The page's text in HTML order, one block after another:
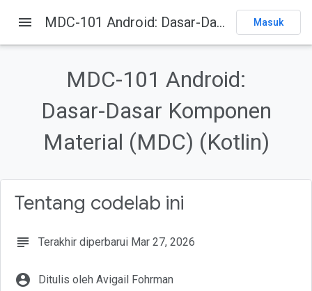
Pengantar
Apa yang dimaksud dengan Desain Material dan Komponen Material
Yang akan Anda bangun
Komponen MDC Android dalam codelab ini
Yang akan Anda butuhkan
menu MDC-101 Android: Dasar-Dasar Komponen Material (MDC) (Kotlin) Masuk
MDC-101 Android:
Dasar-Dasar Komponen
Material (MDC) (Kotlin)
Tentang codelab ini
subject Terakhir diperbarui Mar 27, 2026
account_circle Ditulis oleh Avigail Fohrman